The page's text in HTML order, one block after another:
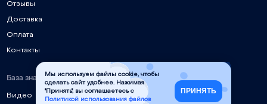
Отзывы
Доставка
Оплата
Контакты
База знаний
Видео
Мы используем файлы cookie, чтобы
сделать сайт удобнее. Нажимая
"Принять", вы соглашаетесь с
Политикой использования файлов
ПРИНЯТЬ